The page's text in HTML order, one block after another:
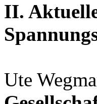
II.
Ute